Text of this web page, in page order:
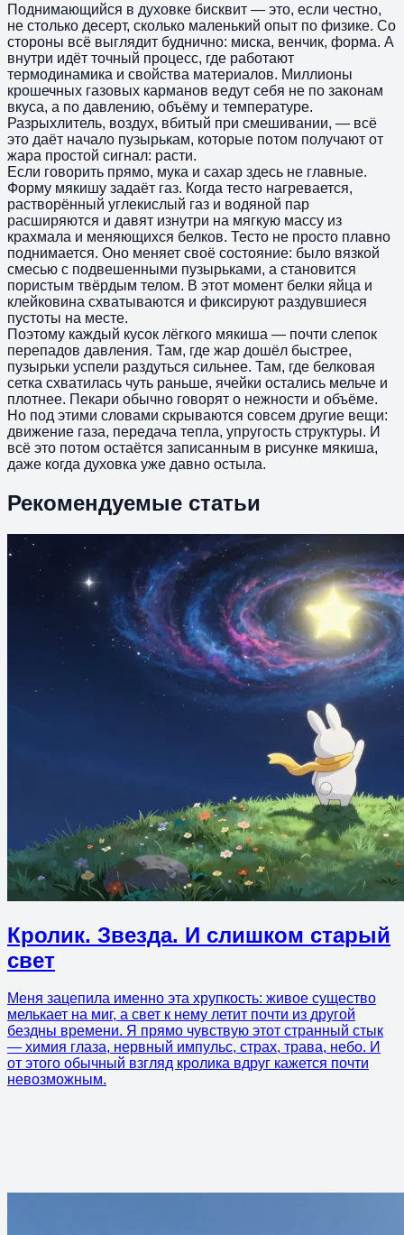
Поднимающийся в духовке бисквит — это, если честно,
не столько десерт, сколько маленький опыт по физике. Со
стороны всё выглядит буднично: миска, венчик, форма. А
внутри идёт точный процесс, где работают
термодинамика и свойства материалов. Миллионы
крошечных газовых карманов ведут себя не по законам
вкуса, а по давлению, объёму и температуре.
Разрыхлитель, воздух, вбитый при смешивании, — всё
это даёт начало пузырькам, которые потом получают от
жара простой сигнал: расти.
Если говорить прямо, мука и сахар здесь не главные.
Форму мякишу задаёт газ. Когда тесто нагревается,
растворённый углекислый газ и водяной пар
расширяются и давят изнутри на мягкую массу из
крахмала и меняющихся белков. Тесто не просто плавно
поднимается. Оно меняет своё состояние: было вязкой
смесью с подвешенными пузырьками, а становится
пористым твёрдым телом. В этот момент белки яйца и
клейковина схватываются и фиксируют раздувшиеся
пустоты на месте.
Поэтому каждый кусок лёгкого мякиша — почти слепок
перепадов давления. Там, где жар дошёл быстрее,
пузырьки успели раздуться сильнее. Там, где белковая
сетка схватилась чуть раньше, ячейки остались мельче и
плотнее. Пекари обычно говорят о нежности и объёме.
Но под этими словами скрываются совсем другие вещи:
движение газа, передача тепла, упругость структуры. И
всё это потом остаётся записанным в рисунке мякиша,
даже когда духовка уже давно остыла.
Рекомендуемые статьи
Кролик. Звезда. И слишком старый
свет
Меня зацепила именно эта хрупкость: живое существо
мелькает на миг, а свет к нему летит почти из другой
бездны времени. Я прямо чувствую этот странный стык
— химия глаза, нервный импульс, страх, трава, небо. И
от этого обычный взгляд кролика вдруг кажется почти
невозможным.